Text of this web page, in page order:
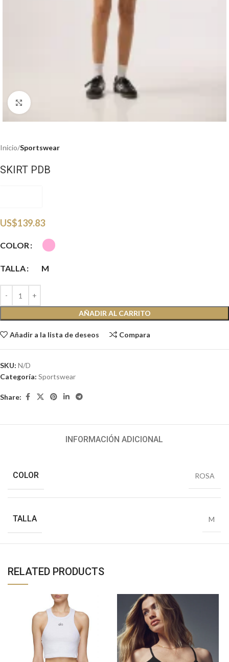
Haga clic para ampliar
Inicio Sportswear
SKIRT PDB
US$139.83
COLOR
TALLA M
AÑADIR AL CARRITO
Añadir a la lista de deseos Compara
SKU: N/D
Categoría: Sportswear
Share:
INFORMACIÓN ADICIONAL
COLOR ROSA
TALLA M
RELATED PRODUCTS